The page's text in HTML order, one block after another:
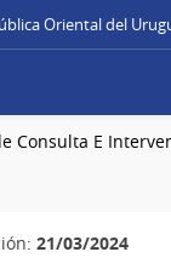
Oriental del
Consulta E
21/03/2024